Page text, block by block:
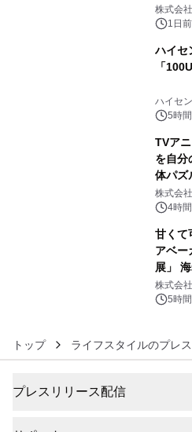
メニュ
株式会
1日前
ハイセ
「
ハイセ
5時
TVア
を自分
体パズ
ギミッ
ルが8
株式会
4時
甘くて
アベー
展」
催！
株式会
5時
トップ ライフスタイルのプレ
プレスリリース配信